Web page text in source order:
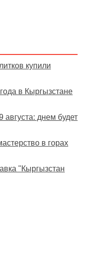
купили
в Кыргызстане
августа: днем будет
в горах
"Кыргызстан